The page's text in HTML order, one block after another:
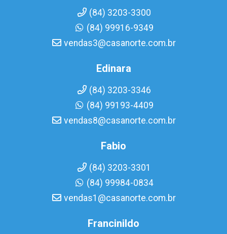
(84) 3203-3300
(84) 99916-9349
vendas3@casanorte.com.br
Edinara
(84) 3203-3346
(84) 99193-4409
vendas8@casanorte.com.br
Fabio
(84) 3203-3301
(84) 99984-0834
vendas1@casanorte.com.br
Francinildo